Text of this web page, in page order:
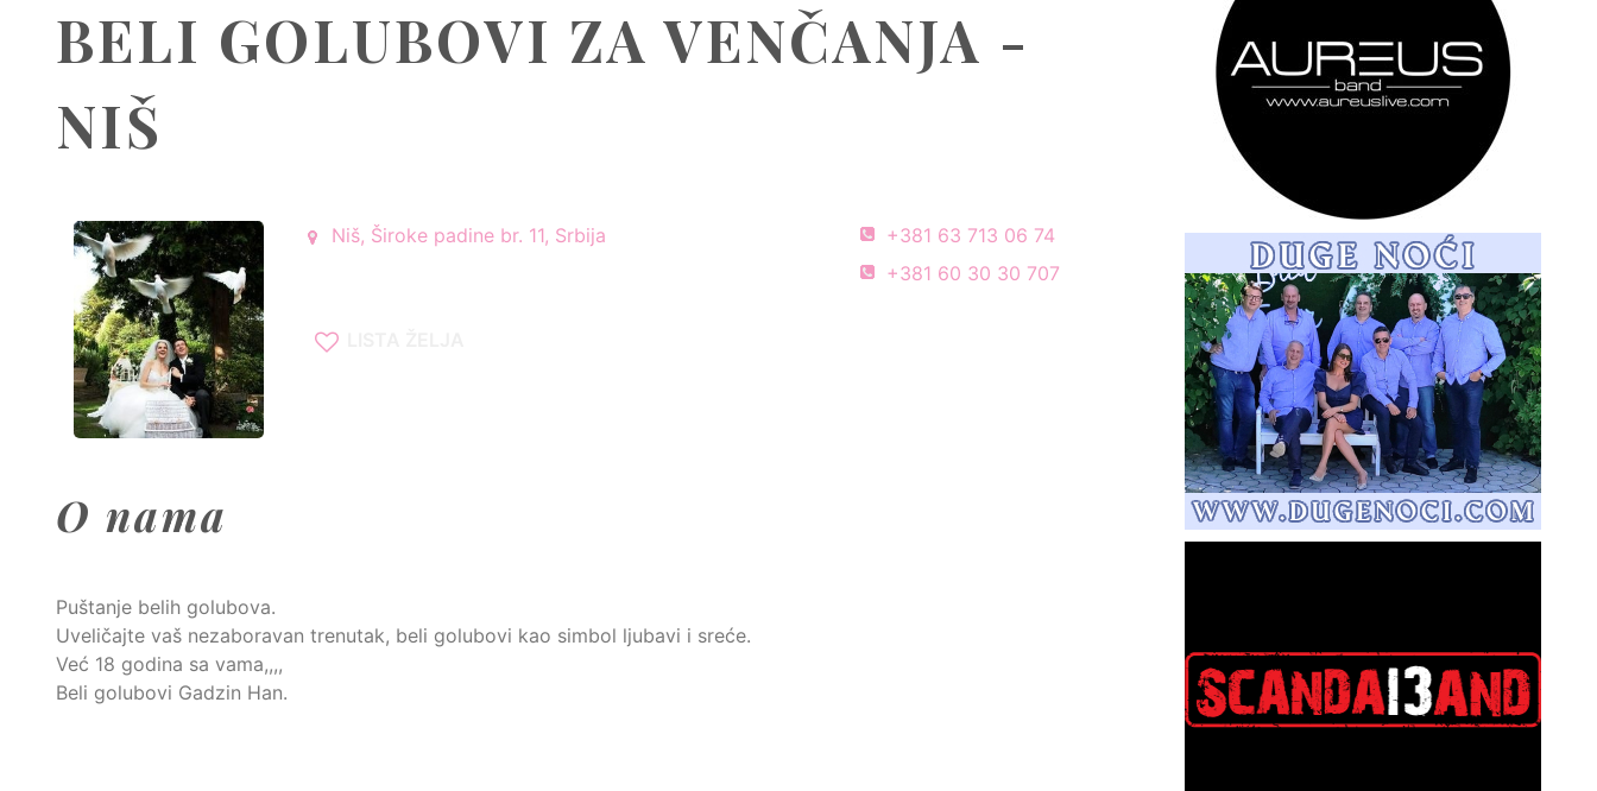
BELI GOLUBOVI ZA VENČANJA -
NIŠ
Niš, Široke padine br. 11, Srbija
+381 63 713 06 74
+381 60 30 30 707
O nama
Puštanje belih golubova.
Uveličajte vaš nezaboravan trenutak, beli golubovi kao simbol ljubavi i sreće.
Već 18 godina sa vama,,,,
Beli golubovi Gadzin Han.